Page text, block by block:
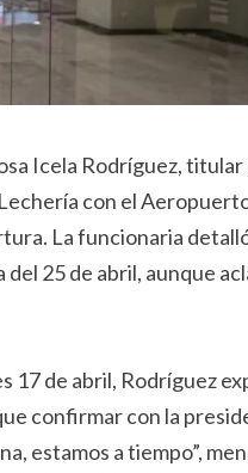
Icela Rodríguez,
con el
La funcionaria
25 de abril, aunque
de abril, Rodríguez
confirmar con la
estamos a tiempo”,